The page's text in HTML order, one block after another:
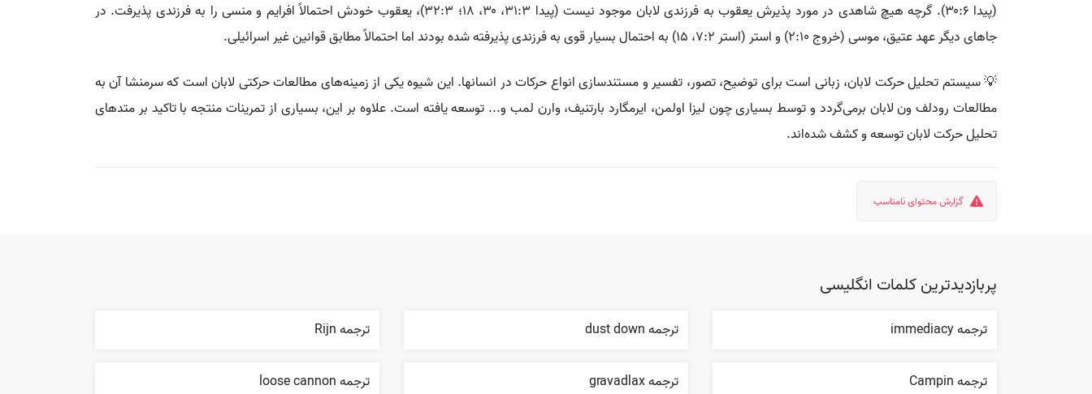
(پیدا ۳۰:۶). گرچه هیچ شاهدی در مورد پذیرش یعقوب به فرزندی لابان موجود نیست (پیدا ۳۱:۳، ۳۰، ۱۸؛ ۳۲:۳)، یعقوب خودش احتمالاً افرایم و منسی را به فرزندی پذیرفت. در
جاهای دیگر عهد عتیق، موسی (خروج ۲:۱۰) و استر (استر ۷:۲، ۱۵) به احتمال بسیار قوی به فرزندی پذیرفته شده بودند اما احتمالاً مطابق قوانین غیر اسرائیلی.
💡 سیستم تحلیل حرکت لابان، زبانی است برای توضیح، تصور، تفسیر و مستندسازی انواع حرکات در انسانها. این شیوه یکی از زمینه‌های مطالعات حرکتی لابان است که سرمنشا آن به
مطالعات رودلف ون لابان برمی‌گردد و توسط بسیاری چون لیزا اولمن، ایرمگارد بارتنیف، وارن لمب و... توسعه یافته است. علاوه بر این، بسیاری از تمرینات منتجه با تاکید بر متدهای
تحلیل حرکت لابان توسعه و کشف شده‌اند.
گزارش محتوای نامناسب
پربازدیدترین کلمات انگلیسی
ترجمه immediacy ترجمه dust down ترجمه Rijn
ترجمه Campin ترجمه gravadlax ترجمه loose cannon